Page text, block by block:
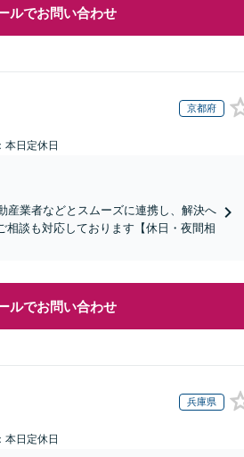
ルでお問い合わせ
京都府
本日定休日
産業者などとスムーズに連携し、解決へ
相談も対応しております【休日・夜間相
ルでお問い合わせ
兵庫県
本日定休日